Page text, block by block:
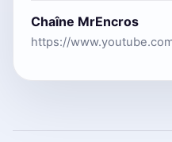
Chaîne MrEncros
https://